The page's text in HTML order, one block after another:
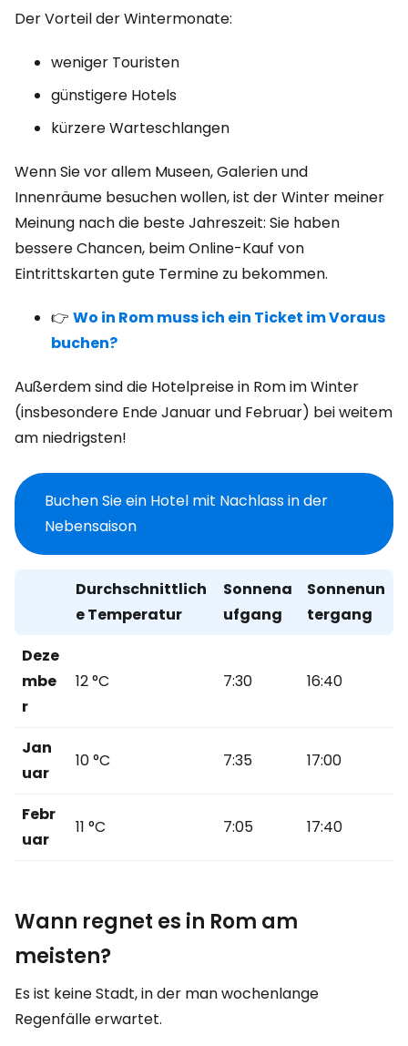
Der Vorteil der Wintermonate:
weniger Touristen
günstigere Hotels
kürzere Warteschlangen
Wenn Sie vor allem Museen, Galerien und
Innenräume besuchen wollen, ist der Winter meiner
Meinung nach die beste Jahreszeit: Sie haben
bessere Chancen, beim Online-Kauf von
Eintrittskarten gute Termine zu bekommen.
👉 Wo in Rom muss ich ein Ticket im Voraus
buchen?
Außerdem sind die Hotelpreise in Rom im Winter
(insbesondere Ende Januar und Februar) bei weitem
am niedrigsten!
Buchen Sie ein Hotel mit Nachlass in der
Nebensaison
Durchschnittlich
e Temperatur
Sonnena
ufgang
Sonnenun
tergang
Deze
mbe
r
12 °C 7:30 16:40
Jan
uar
10 °C 7:35 17:00
Febr
uar
11 °C 7:05 17:40
Wann regnet es in Rom am
meisten?
Es ist keine Stadt, in der man wochenlange
Regenfälle erwartet.